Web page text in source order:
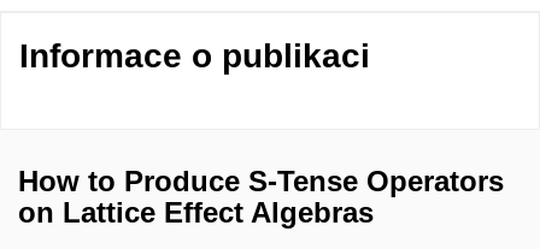
Informace o publikaci
How to Produce S-Tense Operators
on Lattice Effect Algebras